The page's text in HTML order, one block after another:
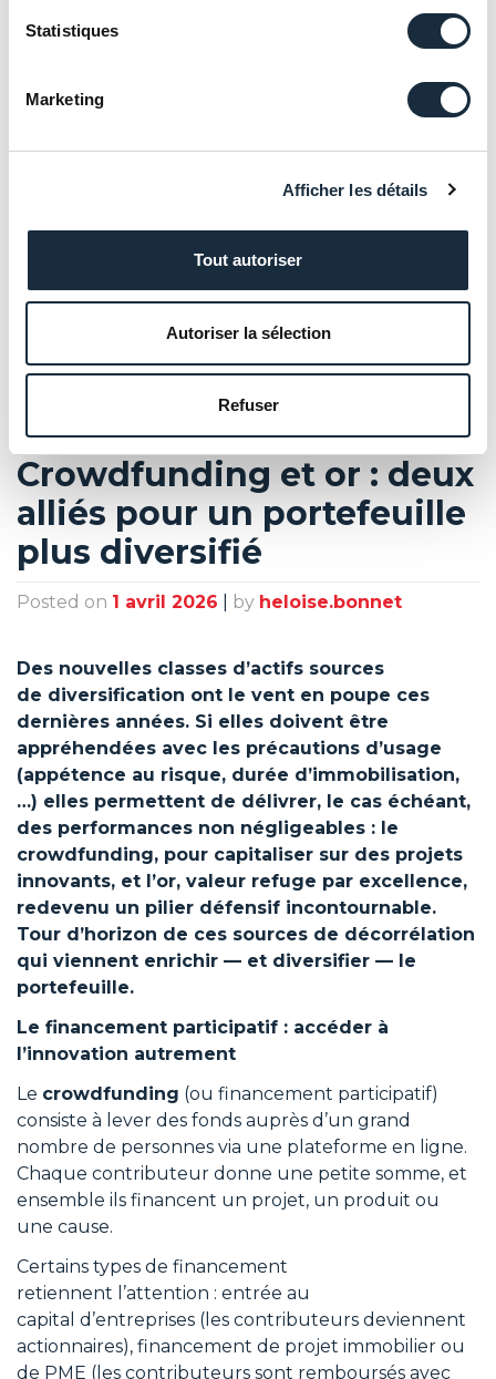
Statistiques
Marketing
Afficher les détails
Tout autoriser
Autoriser la sélection
Refuser
épargne,épargne réglementée
Patrimoine
Crowdfunding et or : deux
alliés pour un portefeuille
plus diversifié
Posted on 1 avril 2026 by heloise.bonnet
Des nouvelles classes d’actifs sources
de diversification ont le vent en poupe ces
dernières années. Si elles doivent être
appréhendées avec les précautions d’usage
(appétence au risque, durée d’immobilisation,
…) elles permettent de délivrer, le cas échéant,
des performances non négligeables : le
crowdfunding, pour capitaliser sur des projets
innovants, et l’or, valeur refuge par excellence,
redevenu un pilier défensif incontournable.
Tour d’horizon de ces sources de décorrélation
qui viennent enrichir — et diversifier — le
portefeuille.
Le financement participatif : accéder à
l’innovation autrement
Le crowdfunding (ou financement participatif)
consiste à lever des fonds auprès d’un grand
nombre de personnes via une plateforme en ligne.
Chaque contributeur donne une petite somme, et
ensemble ils financent un projet, un produit ou
une cause.
Certains types de financement
retiennent l’attention : entrée au
capital d’entreprises (les contributeurs deviennent
actionnaires), financement de projet immobilier ou
de PME (les contributeurs sont remboursés avec